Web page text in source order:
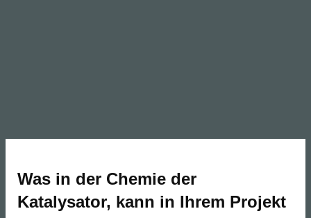
Was in der Chemie der
Katalysator, kann in Ihrem Projekt